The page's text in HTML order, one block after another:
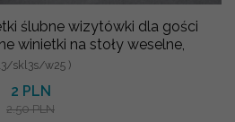
ślubne wizytówki dla gości
winietki na stoły weselne,
skl3s/w25 )
2 PLN
2.50 PLN